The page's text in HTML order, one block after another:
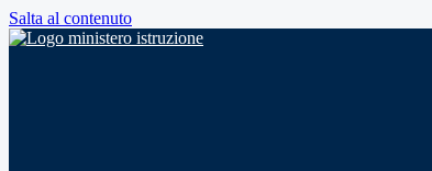
Salta al contenuto